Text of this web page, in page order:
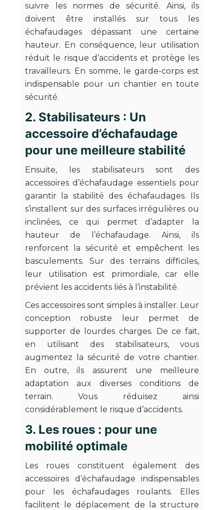
suivre les normes de sécurité. Ainsi, ils
doivent être installés sur tous les
échafaudages dépassant une certaine
hauteur. En conséquence, leur utilisation
réduit le risque d’accidents et protège les
travailleurs. En somme, le garde-corps est
indispensable pour un chantier en toute
sécurité.
2. Stabilisateurs : Un
accessoire d’échafaudage
pour une meilleure stabilité
Ensuite, les stabilisateurs sont des
accessoires d’échafaudage essentiels pour
garantir la stabilité des échafaudages. Ils
s’installent sur des surfaces irrégulières ou
inclinées, ce qui permet d’adapter la
hauteur de l’échafaudage. Ainsi, ils
renforcent la sécurité et empêchent les
basculements. Sur des terrains difficiles,
leur utilisation est primordiale, car elle
prévient les accidents liés à l’instabilité.
Ces accessoires sont simples à installer. Leur
conception robuste leur permet de
supporter de lourdes charges. De ce fait,
en utilisant des stabilisateurs, vous
augmentez la sécurité de votre chantier.
En outre, ils assurent une meilleure
adaptation aux diverses conditions de
terrain. Vous réduisez ainsi
considérablement le risque d’accidents.
3. Les roues : pour une
mobilité optimale
Les roues constituent également des
accessoires d’échafaudage indispensables
pour les échafaudages roulants. Elles
facilitent le déplacement de la structure